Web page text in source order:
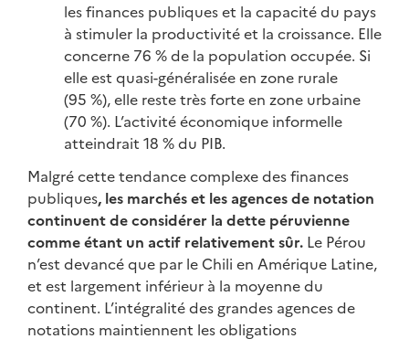
les finances publiques et la capacité du pays
à stimuler la productivité et la croissance. Elle
concerne 76 % de la population occupée. Si
elle est quasi-généralisée en zone rurale
(95 %), elle reste très forte en zone urbaine
(70 %). L’activité économique informelle
atteindrait 18 % du PIB.
Malgré cette tendance complexe des finances
publiques, les marchés et les agences de notation
continuent de considérer la dette péruvienne
comme étant un actif relativement sûr. Le Pérou
n’est devancé que par le Chili en Amérique Latine,
et est largement inférieur à la moyenne du
continent. L’intégralité des grandes agences de
notations maintiennent les obligations